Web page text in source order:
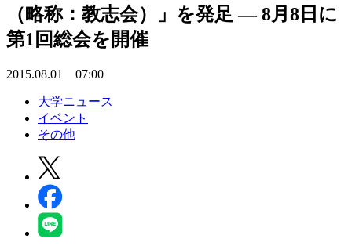
（略称：教志会）」を発足 — 8月8日に
第1回総会を開催
2015.08.01 07:00
大学ニュース
イベント
その他